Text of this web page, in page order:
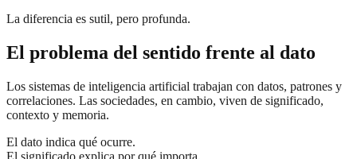
La diferencia es sutil, pero profunda.
El problema del sentido frente al dato
Los sistemas de inteligencia artificial trabajan con datos, patrones y
correlaciones. Las sociedades, en cambio, viven de significado,
contexto y memoria.
El dato indica qué ocurre.
El significado explica por qué importa.